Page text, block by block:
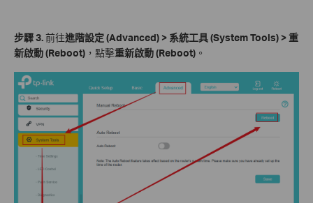
步驟 3.前往進階設定 (Advanced) > 系統工具 (System Tools) > 重
新啟動 (Reboot) ，點擊重新啟動 (Reboot) 。